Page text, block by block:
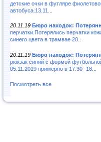
детские очки в футляре
автобуса.13.11...
20.11.19 Бюро находок:
перчатки.Потерялись перчатки
синего цвета в трамвае 20..
20.11.19 Бюро находок:
рюкзак синий с формой
05.11.2019 примерно в 17.30- 18...
Посмотреть все